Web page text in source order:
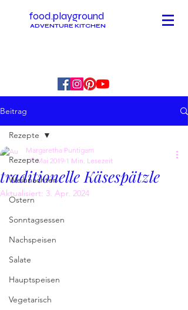
food.playground
ADVENTURE KITCHEN
Beitrag
Rezepte
Weihnachten
Ostern
Sonntagsessen
Nachspeisen
Salate
Hauptspeisen
Vegetarisch
Rezepte
traditionelle Käsespätzle
Margaretha Puntigam
17. Mai 2019 1 Min. Lesezeit
Aktualisiert: 3. Apr. 2024